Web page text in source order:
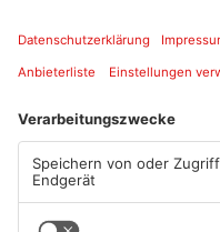
Mehr aus Main-
Kinzig-Kreis